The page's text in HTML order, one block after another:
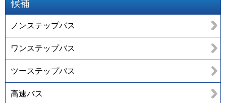
候補
ノンステップバス
ワンステップバス
ツーステップバス
高速バス